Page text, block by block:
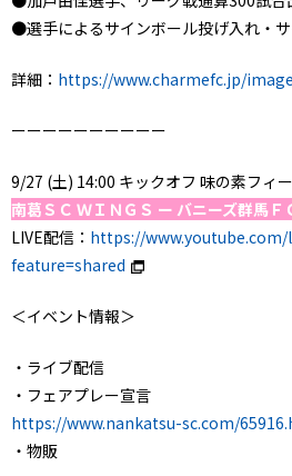
●選手によるサインボール投げ入れ・サ
詳細： https://www.charmefc.jp/
ーーーーーーーーーー
9/27 (土) 14:00 キックオフ 味の素フィ
南葛ＳＣ ＷＩＮＧＳ ー バニーズ群馬Ｆ
LIVE配信： https://www.youtube.com/
feature=shared
＜イベント情報＞
・ライブ配信
・フェアプレー宣言
https://www.nankatsu-sc.com/
・物販